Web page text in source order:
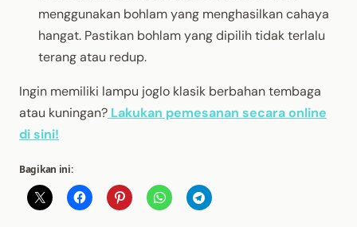
menggunakan bohlam yang menghasilkan cahaya
hangat. Pastikan bohlam yang dipilih tidak terlalu
terang atau redup.
Ingin memiliki lampu joglo klasik berbahan tembaga
atau kuningan? Lakukan pemesanan secara online
di sini!
Bagikan ini: